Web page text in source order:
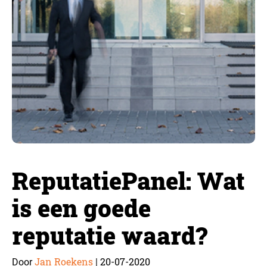
ReputatiePanel: Wat
is een goede
reputatie waard?
DoorJan Roekens | 20-07-2020